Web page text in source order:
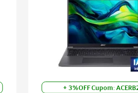
+ 3%OFF Cupom: